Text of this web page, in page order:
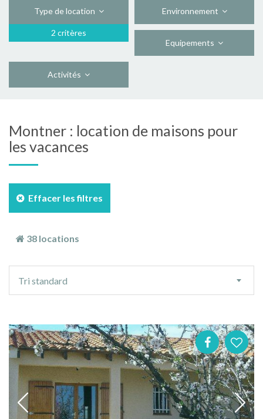
Type de location
2 critères
Environnement
Equipements
Activités
Montner : location de maisons pour
les vacances
Effacer les filtres
38 locations
tri
Tri standard